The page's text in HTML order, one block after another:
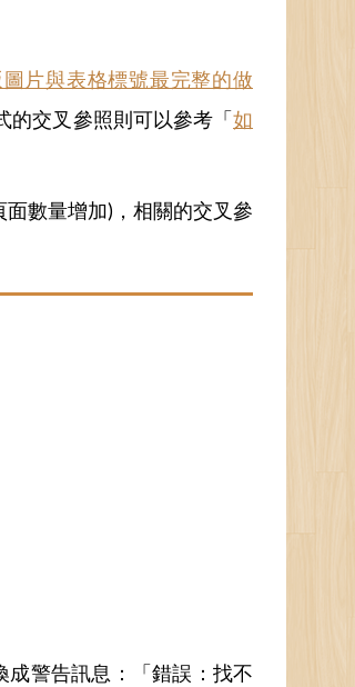
片與表格標號最完整的做
的交叉參照則可以參考「如
數量增加)，相關的交叉參
警告訊息：「錯誤：找不